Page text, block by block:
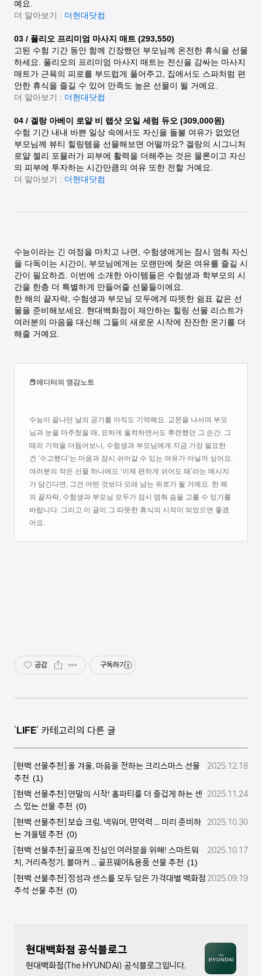
예요.
더 알아보기 : 더현대닷컴
03 / 풀리오 프리미엄 마사지 매트 (293,550)
고된 수험 기간 동안 함께 긴장했던 부모님께 온전한 휴식을 선물
하세요. 풀리오의 프리미엄 마사지 매트는 전신을 감싸는 마사지
매트가 근육의 피로를 부드럽게 풀어주고, 집에서도 스파처럼 편
안한 휴식을 즐길 수 있어 만족도 높은 선물이 될 거예요.
더 알아보기 : 더현대닷컴
04 / 겔랑 아베이 로얄 비 랩샷 오일 세럼 듀오 (309,000원)
수험 기간 내내 바쁜 일상 속에서도 자신을 돌볼 여유가 없었던
부모님께 뷰티 힐링템을 선물해보면 어떨까요? 겔랑의 시그니처
로얄 젤리 포뮬러가 피부에 활력을 더해주는 것은 물론이고 자신
의 피부에 투자하는 시간만큼의 여유 또한 전할 거예요.
더 알아보기 : 더현대닷컴
수능이라는 긴 여정을 마치고 나면, 수험생에게는 잠시 멈춰 자신
을 다독이는 시간이, 부모님에게는 오랜만에 찾은 여유를 즐길 시
간이 필요하죠. 이번에 소개한 아이템들은 수험생과 학부모의 시
간을 한층 더 특별하게 만들어줄 선물들이에요.
한 해의 끝자락, 수험생과 부모님 모두에게 따뜻한 쉼표 같은 선
물을 준비해보세요. 현대백화점이 제안하는 힐링 선물 리스트가
여러분의 마음을 대신해 그들의 새로운 시작에 잔잔한 온기를 더
해줄 거예요.
📕에디터의 영감노트
수능이 끝나던 날의 공기를 아직도 기억해요. 교문을 나서며 부모
님과 눈을 마주쳤을 때, 묘하게 울컥하면서도 후련했던 그 순간. 그
때의 기억을 더듬어보니, 수험생과 부모님에게 지금 가장 필요한
건 ‘수고했다’는 마음과 잠시 쉬어갈 수 있는 여유가 아닐까 싶어요.
여러분의 작은 선물 하나에도 ‘이제 편하게 쉬어도 돼’라는 메시지
가 담긴다면, 그건 어떤 것보다 오래 남는 위로가 될 거예요. 한 해
의 끝자락, 수험생과 부모님 모두가 잠시 멈춰 숨을 고를 수 있기를
바랍니다. 그리고 이 글이 그 따뜻한 휴식의 시작이 되었으면 좋겠
어요.
공감 구독하기
'LIFE' 카테고리의 다른 글
[현백 선물추천] 올 겨울, 마음을 전하는 크리스마스 선물
추천 (1)
2025.12.18
[현백 선물추천] 연말의 시작! 홈파티를 더 즐겁게 하는 센
스 있는 선물 추천 (0)
2025.11.24
[현백 선물추천] 보습 크림, 넥워머, 면역력 … 미리 준비하
는 겨울템 추천 (0)
2025.10.30
[현백 선물추천] 골프에 진심인 여러분을 위해! 스마트워
치, 거리측정기, 볼마커 ... 골프웨어&용품 선물 추천 (1)
2025.10.17
[현백 선물추천] 정성과 센스를 모두 담은 가격대별 백화점
추석 선물 추천 (0)
2025.09.19
현대백화점 공식블로그
현대백화점(The HYUNDAI) 공식블로그입니다.